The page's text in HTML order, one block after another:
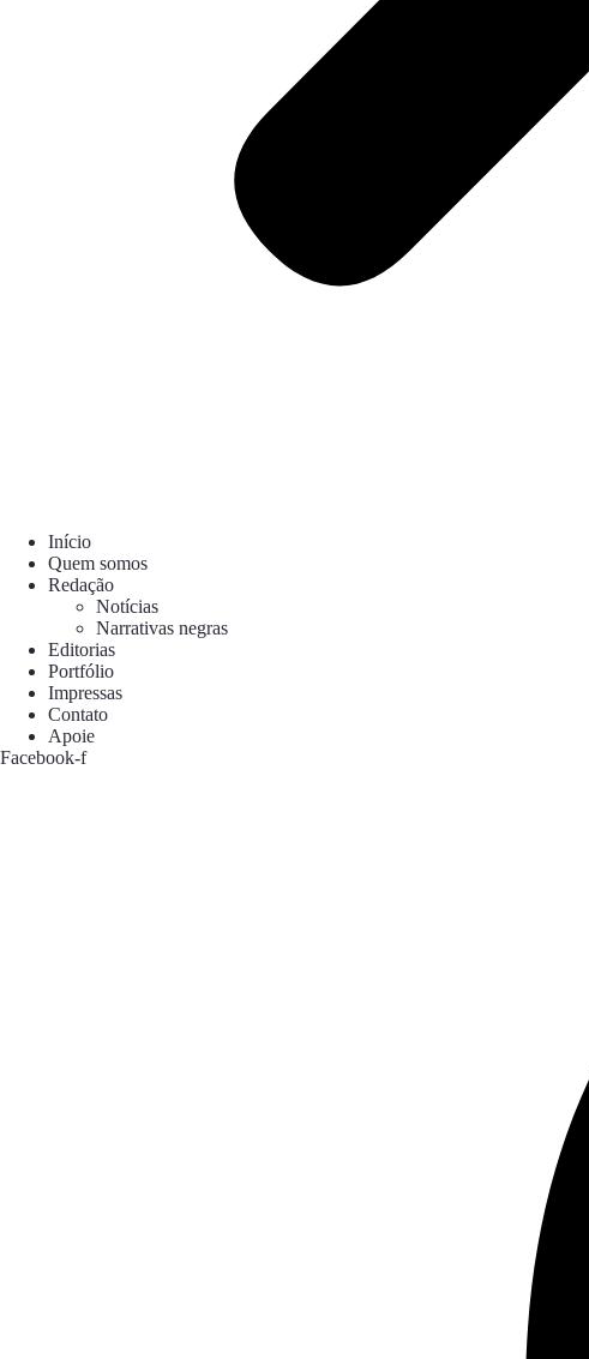
Início
Quem somos
Redação
Notícias
Narrativas negras
Editorias
Portfólio
Impressas
Contato
Apoie
Facebook-f